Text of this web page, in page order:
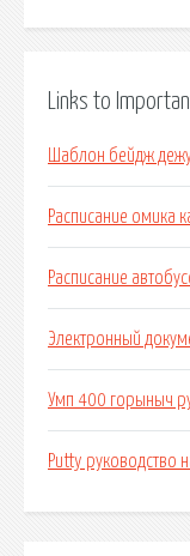
Links to
Шаблон бейдж
Расписание омика
Расписание
Электронный
Умп 400 горыныч
Putty руководство